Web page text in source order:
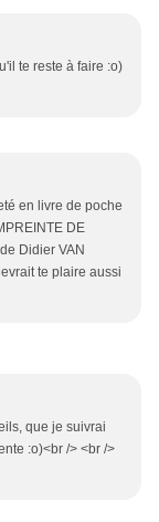
te reste à faire :o)
en livre de poche
DE
Didier VAN
te plaire aussi
que je suivrai
:o)<br /> <br />